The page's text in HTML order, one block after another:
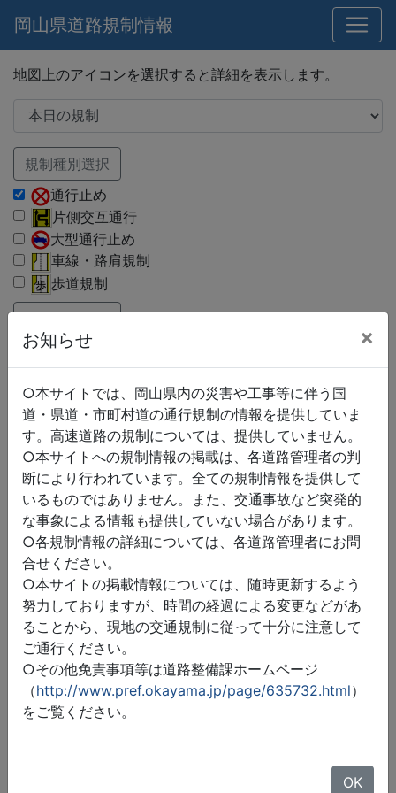
岡山県道路規制情報
お知らせ ×
○本サイトでは、岡山県内の災害や工事等に伴う国
道・県道・市町村道の通行規制の情報を提供していま
す。高速道路の規制については、提供していません。
○本サイトへの規制情報の掲載は、各道路管理者の判
断により行われています。全ての規制情報を提供して
いるものではありません。また、交通事故など突発的
な事象による情報も提供していない場合があります。
○各規制情報の詳細については、各道路管理者にお問
合せください。
○本サイトの掲載情報については、随時更新するよう
努力しておりますが、時間の経過による変更などがあ
ることから、現地の交通規制に従って十分に注意して
ご通行ください。
○その他免責事項等は道路整備課ホームページ
（http://www.pref.okayama.jp/page/635732.html）
をご覧ください。
OK
地図上のアイコンを選択すると詳細を表示します。
規制種別選択
通行止め
片側交互通行
大型通行止め
車線・路肩規制
歩道規制
路線種別選択
国道
県道
市町村道
地図データ©2026 ZENRIN